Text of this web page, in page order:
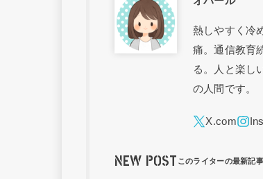
熱しやすく冷
痛。通信教育
る。人と楽し
の人間です。
NEW POST